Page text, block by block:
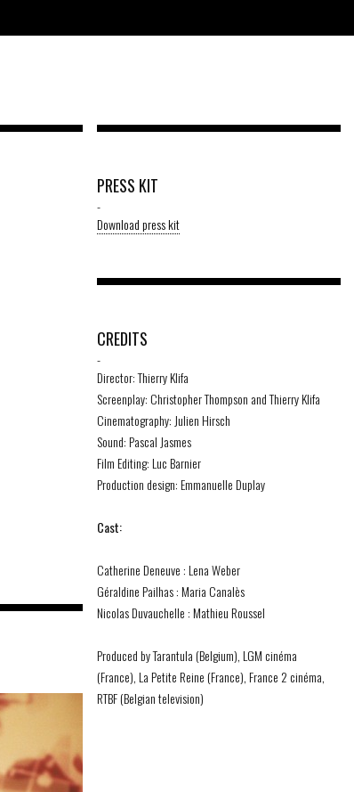
PRESS KIT
-
Download press kit
CREDITS
-
Director: Thierry Klifa
Screenplay: Christopher Thompson and Thierry Klifa
Cinematography: Julien Hirsch
Sound: Pascal Jasmes
Film Editing: Luc Barnier
Production design: Emmanuelle Duplay
Cast:
Catherine Deneuve : Lena Weber
Géraldine Pailhas : Maria Canalès
Nicolas Duvauchelle : Mathieu Roussel
Produced by Tarantula (Belgium), LGM cinéma
(France), La Petite Reine (France), France 2 cinéma,
RTBF (Belgian television)